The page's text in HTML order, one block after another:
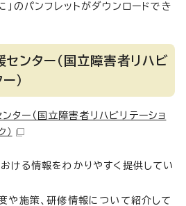
」のパンフレットがダウンロードでき
センター（国立障害者リハビ
）
ター（国立障害者リハビリテーショ
）
ける情報をわかりやすく提供してい
や施策、研修情報について紹介して